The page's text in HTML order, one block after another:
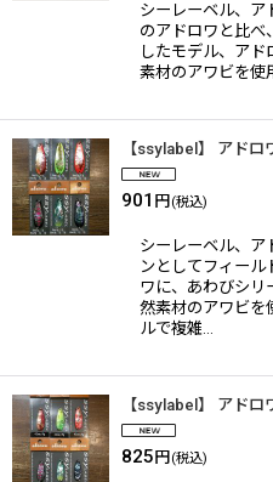
シーレーベル、ア
のアドロワと比べ
したモデル、アド
素材のアワビを使
【ssylabel】 アドロ
901 円 (税込)
シーレーベル、ア
ンとしてフィール
ワに、あわびシリ
然素材のアワビを
ルで複雑…
【ssylabel】 アドロ
825 円 (税込)